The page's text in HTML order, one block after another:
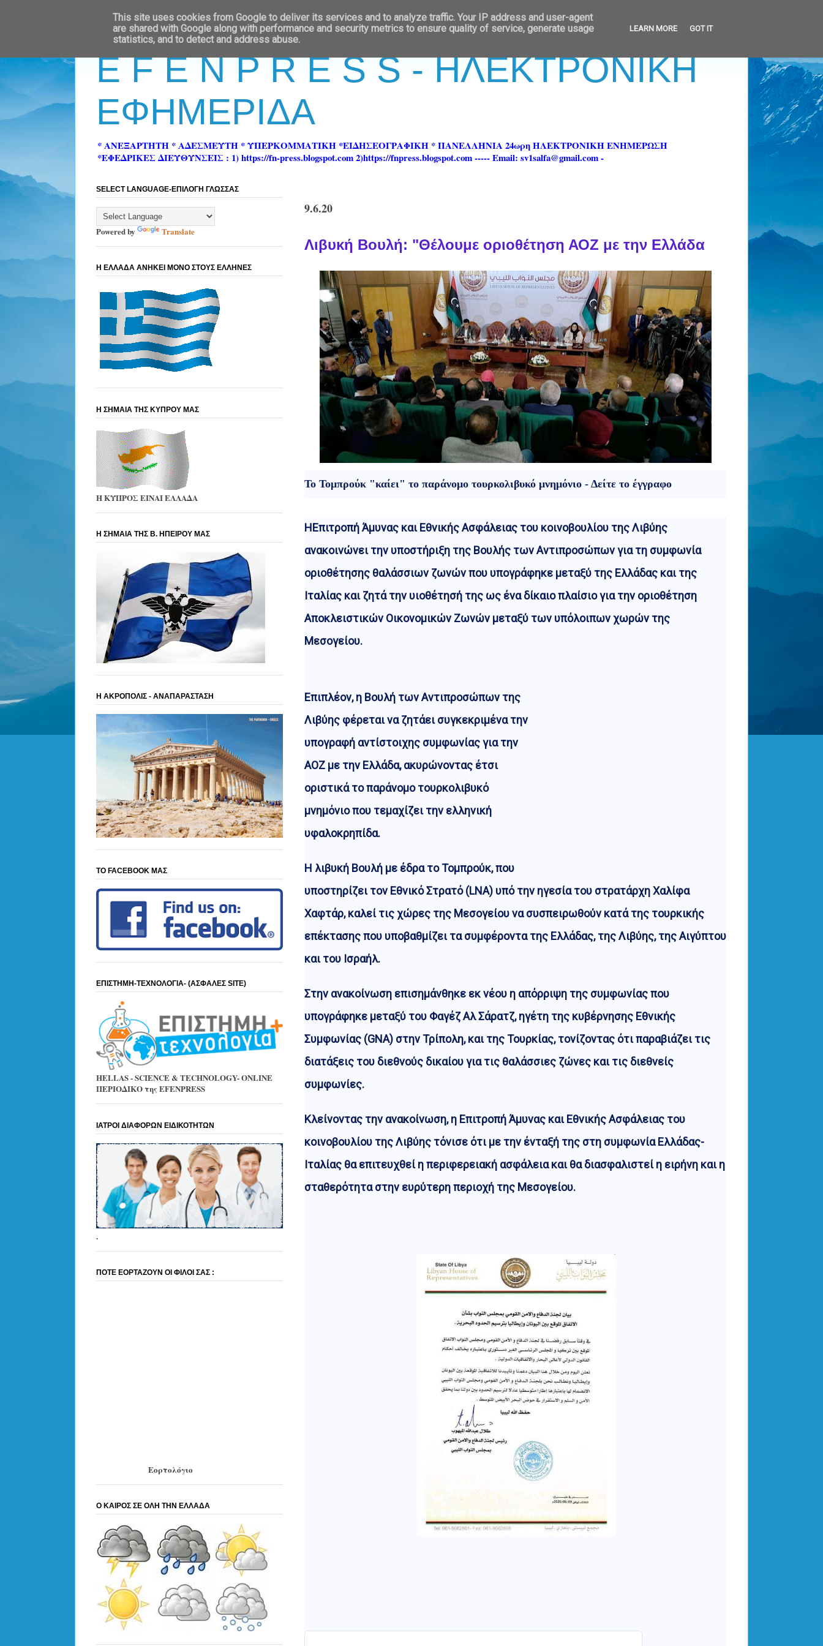
E F E N P R E S S - ΗΛΕΚΤΡΟΝΙΚΗ
ΕΦΗΜΕΡΙΔΑ
* ΑΝΕΞΑΡΤΗΤΗ * ΑΔΕΣΜΕΥΤΗ * ΥΠΕΡΚΟΜΜΑΤΙΚΗ *ΕΙΔΗΣΕΟΓΡΑΦΙΚΗ * ΠΑΝΕΛΛΗΝΙΑ 24ωρη ΗΛΕΚΤΡΟΝΙΚΗ ΕΝΗΜΕΡΩΣΗ
*ΕΦΕΔΡΙΚΕΣ ΔΙΕΥΘΥΝΣΕΙΣ : 1) https://fn-press.blogspot.com 2)https://fnpress.blogspot.com ----- Email: sv1salfa@gmail.com -
9.6.20
Λιβυκή Βουλή: "Θέλουμε οριοθέτηση ΑΟΖ με την Ελλάδα
Το Τομπρούκ "καίει" το παράνομο τουρκολιβυκό μνημόνιο - Δείτε το έγγραφο
ΗΕπιτροπή Άμυνας και Εθνικής Ασφάλειας του κοινοβουλίου της Λιβύης
ανακοινώνει την υποστήριξη της Βουλής των Αντιπροσώπων για τη συμφωνία
οριοθέτησης θαλάσσιων ζωνών που υπογράφηκε μεταξύ της Ελλάδας και της
Ιταλίας και ζητά την υιοθέτησή της ως ένα δίκαιο πλαίσιο για την οριοθέτηση
Αποκλειστικών Οικονομικών Ζωνών μεταξύ των υπόλοιπων χωρών της
Μεσογείου.
Επιπλέον, η Βουλή των Αντιπροσώπων της
Λιβύης φέρεται να ζητάει συγκεκριμένα την
υπογραφή αντίστοιχης συμφωνίας για την
ΑΟΖ με την Ελλάδα, ακυρώνοντας έτσι
οριστικά το παράνομο τουρκολιβυκό
μνημόνιο που τεμαχίζει την ελληνική
υφαλοκρηπίδα.
Η λιβυκή Βουλή με έδρα το Τομπρούκ, που
υποστηρίζει τον Εθνικό Στρατό (LNA) υπό την ηγεσία του στρατάρχη Χαλίφα
Χαφτάρ, καλεί τις χώρες της Μεσογείου να συσπειρωθούν κατά της τουρκικής
επέκτασης που υποβαθμίζει τα συμφέροντα της Ελλάδας, της Λιβύης, της Αιγύπτου
και του Ισραήλ.
Στην ανακοίνωση επισημάνθηκε εκ νέου η απόρριψη της συμφωνίας που
υπογράφηκε μεταξύ του Φαγέζ Αλ Σάρατζ, ηγέτη της κυβέρνησης Εθνικής
Συμφωνίας (GNA) στην Τρίπολη, και της Τουρκίας, τονίζοντας ότι παραβιάζει τις
διατάξεις του διεθνούς δικαίου για τις θαλάσσιες ζώνες και τις διεθνείς
συμφωνίες.
Κλείνοντας την ανακοίνωση, η Επιτροπή Άμυνας και Εθνικής Ασφάλειας του
κοινοβουλίου της Λιβύης τόνισε ότι με την ένταξή της στη συμφωνία Ελλάδας-
Ιταλίας θα επιτευχθεί η περιφερειακή ασφάλεια και θα διασφαλιστεί η ειρήνη και η
σταθερότητα στην ευρύτερη περιοχή της Μεσογείου.
SELECT LANGUAGE-ΕΠΙΛΟΓΗ ΓΛΩΣΣΑΣ
Powered by Translate
Η ΕΛΛΑΔΑ ΑΝΗΚΕΙ ΜΟΝΟ ΣΤΟΥΣ ΕΛΛΗΝΕΣ
Η ΣΗΜΑΙΑ ΤΗΣ ΚΥΠΡΟΥ ΜΑΣ
Η ΚΥΠΡΟΣ ΕΙΝΑΙ ΕΛΛΑΔΑ
Η ΣΗΜΑΙΑ ΤΗΣ Β. ΗΠΕΙΡΟΥ ΜΑΣ
Η ΑΚΡΟΠΟΛΙΣ - ΑΝΑΠΑΡΑΣΤΑΣΗ
ΤΟ FACEBOOK ΜΑΣ
ΕΠΙΣΤΗΜΗ-ΤΕΧΝΟΛΟΓΙΑ- (ΑΣΦΑΛΕΣ SITE)
HELLAS - SCIENCE & TECHNOLOGY- ONLINE
ΠΕΡΙΟΔΙΚΟ της EFENPRESS
ΙΑΤΡΟΙ ΔΙΑΦΟΡΩΝ ΕΙΔΙΚΟΤΗΤΩΝ
.
ΠΟΤΕ ΕΟΡΤΑΖΟΥΝ ΟΙ ΦΙΛΟΙ ΣΑΣ :
Εορτολόγιο
Ο ΚΑΙΡΟΣ ΣΕ ΟΛΗ ΤΗΝ ΕΛΛΑΔΑ
This site uses cookies from Google to deliver its services and to analyze traffic. Your IP address and user-agent
are shared with Google along with performance and security metrics to ensure quality of service, generate usage
statistics, and to detect and address abuse.
LEARN MORE GOT IT